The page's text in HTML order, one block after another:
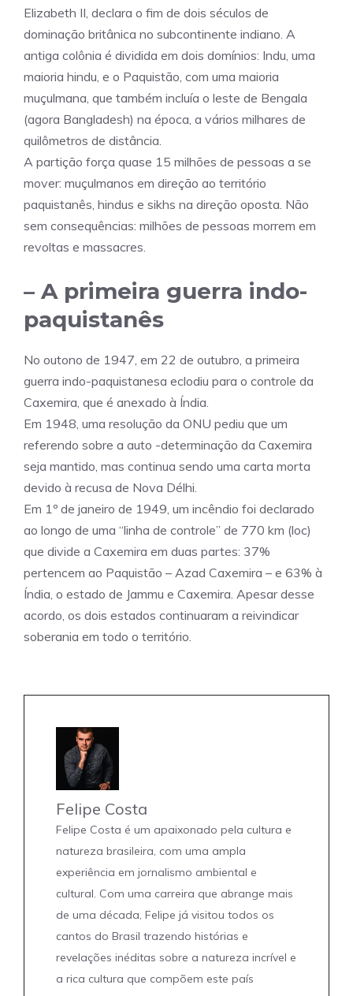
Elizabeth II, declara o fim de dois séculos de
dominação britânica no subcontinente indiano. A
antiga colônia é dividida em dois domínios: Indu, uma
maioria hindu, e o Paquistão, com uma maioria
muçulmana, que também incluía o leste de Bengala
(agora Bangladesh) na época, a vários milhares de
quilômetros de distância.
A partição força quase 15 milhões de pessoas a se
mover: muçulmanos em direção ao território
paquistanês, hindus e sikhs na direção oposta. Não
sem consequências: milhões de pessoas morrem em
revoltas e massacres.
– A primeira guerra indo-
paquistanês
No outono de 1947, em 22 de outubro, a primeira
guerra indo-paquistanesa eclodiu para o controle da
Caxemira, que é anexado à Índia.
Em 1948, uma resolução da ONU pediu que um
referendo sobre a auto -determinação da Caxemira
seja mantido, mas continua sendo uma carta morta
devido à recusa de Nova Délhi.
Em 1º de janeiro de 1949, um incêndio foi declarado
ao longo de uma “linha de controle” de 770 km (loc)
que divide a Caxemira em duas partes: 37%
pertencem ao Paquistão – Azad Caxemira – e 63% à
Índia, o estado de Jammu e Caxemira. Apesar desse
acordo, os dois estados continuaram a reivindicar
soberania em todo o território.
Felipe Costa
Felipe Costa é um apaixonado pela cultura e
natureza brasileira, com uma ampla
experiência em jornalismo ambiental e
cultural. Com uma carreira que abrange mais
de uma década, Felipe já visitou todos os
cantos do Brasil trazendo histórias e
revelações inéditas sobre a natureza incrível e
a rica cultura que compõem este país